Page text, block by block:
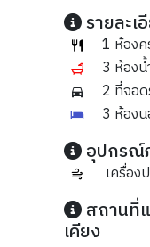
รายละเ
1 ห้องค
3 ห้องน้
2 ที่จอ
3 ห้อง
อุปกรณ์
เครื่อง
สถานที่
เคียง